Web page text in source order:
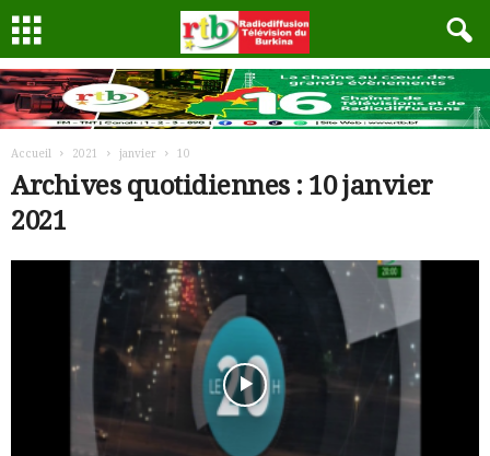
Accueil 2021 janvier 10
Archives quotidiennes : 10 janvier
2021